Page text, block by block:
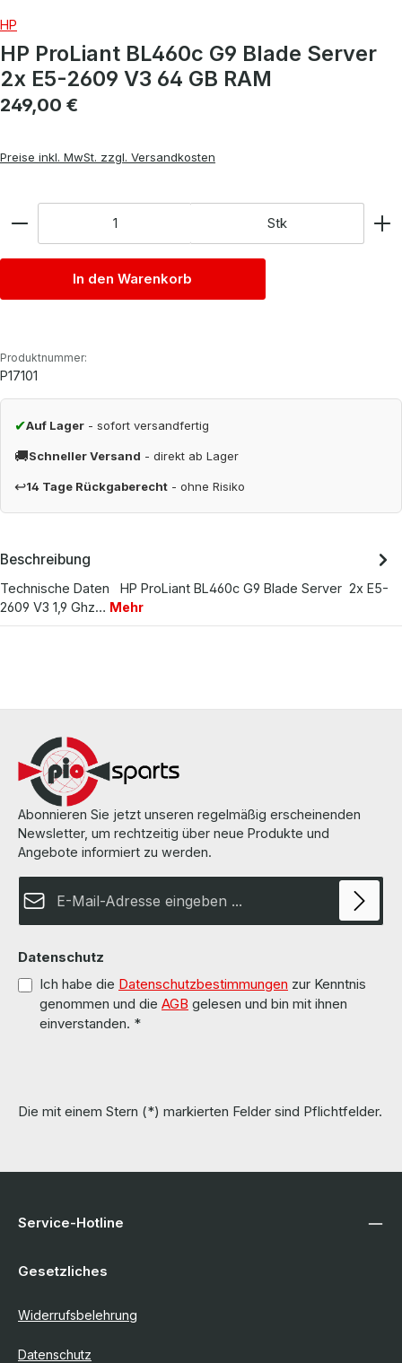
HP
HP ProLiant BL460c G9 Blade Server
2x E5-2609 V3 64 GB RAM
Regulärer Preis:
249,00 €
Preise inkl. MwSt. zzgl. Versandkosten
Stk
In den Warenkorb
Produktnummer:
P17101
✔Auf Lager - sofort versandfertig
🚚Schneller Versand - direkt ab Lager
↩14 Tage Rückgaberecht - ohne Risiko
Beschreibung
Technische Daten HP ProLiant BL460c G9 Blade Server 2x E5-
2609 V3 1,9 Ghz… Mehr
Abonnieren Sie jetzt unseren regelmäßig erscheinenden
Newsletter, um rechtzeitig über neue Produkte und
Angebote informiert zu werden.
Datenschutz
Ich habe die Datenschutzbestimmungen zur Kenntnis
genommen und die AGB gelesen und bin mit ihnen
einverstanden. *
Die mit einem Stern (*) markierten Felder sind Pflichtfelder.
Service-Hotline
Gesetzliches
Widerrufsbelehrung
Datenschutz